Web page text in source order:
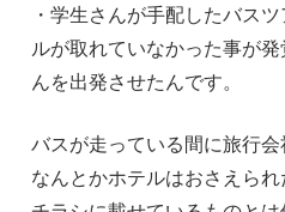
・学生さんが手配したバス
ルが取れていなかった事が
んを出発させたんです。
バスが走っている間に旅行
なんとかホテルはおさえら